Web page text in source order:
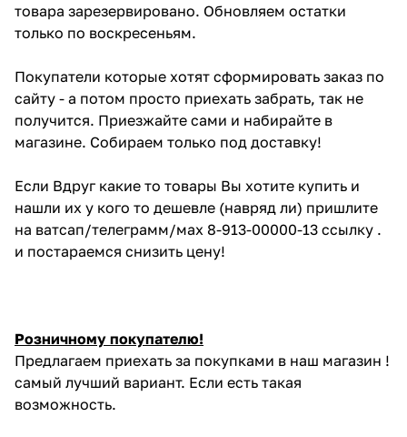
товара зарезервировано. Обновляем остатки
только по воскресеньям.
Покупатели которые хотят сформировать заказ по
сайту - а потом просто приехать забрать, так не
получится. Приезжайте сами и набирайте в
магазине. Собираем только под доставку!
Если Вдруг какие то товары Вы хотите купить и
нашли их у кого то дешевле (навряд ли) пришлите
на ватсап/телеграмм/мах 8-913-00000-13 ссылку .
и постараемся снизить цену!
Розничному покупателю!
Предлагаем приехать за покупками в наш магазин !
самый лучший вариант. Если есть такая
возможность.